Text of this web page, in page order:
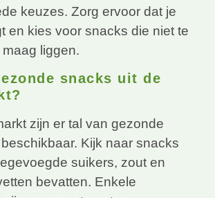
keuzes. Zorg ervoor dat je
en kies voor snacks die niet te
liggen.
snacks uit de
zijn er tal van gezonde
Kijk naar snacks
suikers, zout en
bevatten. Enkele